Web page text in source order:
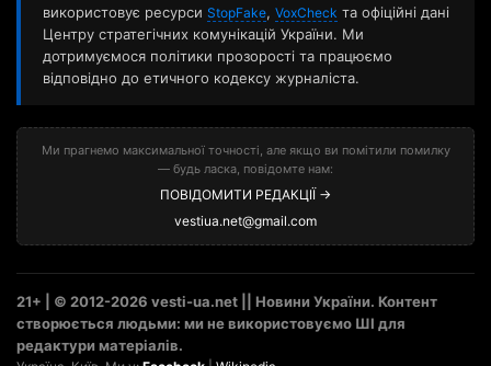
використовує ресурси StopFake, VoxCheck та офіційні дані
Центру стратегічних комунікацій України. Ми
дотримуємося політики прозорості та працюємо
відповідно до етичного кодексу журналіста.
Ми прагнемо максимальної точності, але якщо ви помітили помилку
— будь ласка, повідомте нам:
ПОВІДОМИТИ РЕДАКЦІЇ →
vestiua.net@gmail.com
21+ | © 2012-2026 vesti-ua.net || Новини України. Контент
створюється людьми: ми не використовуємо ШІ для
редактури матеріалів.